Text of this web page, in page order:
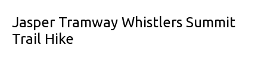
Jasper Tramway Whistlers Summit
Trail Hike